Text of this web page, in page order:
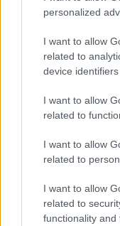
personalized
I want to allow
related to
device identifiers
I want to allow
related to
I want to allow
related to
I want to allow
related to
functionality